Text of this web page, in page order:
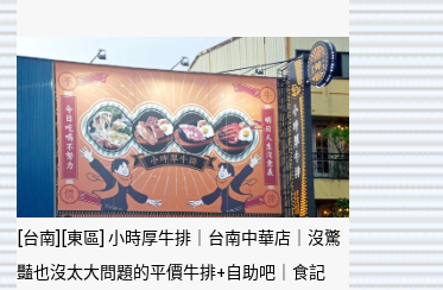
[台南][東區] 小時厚牛排｜台南中華店｜沒驚
豔也沒太大問題的平價牛排+自助吧｜食記